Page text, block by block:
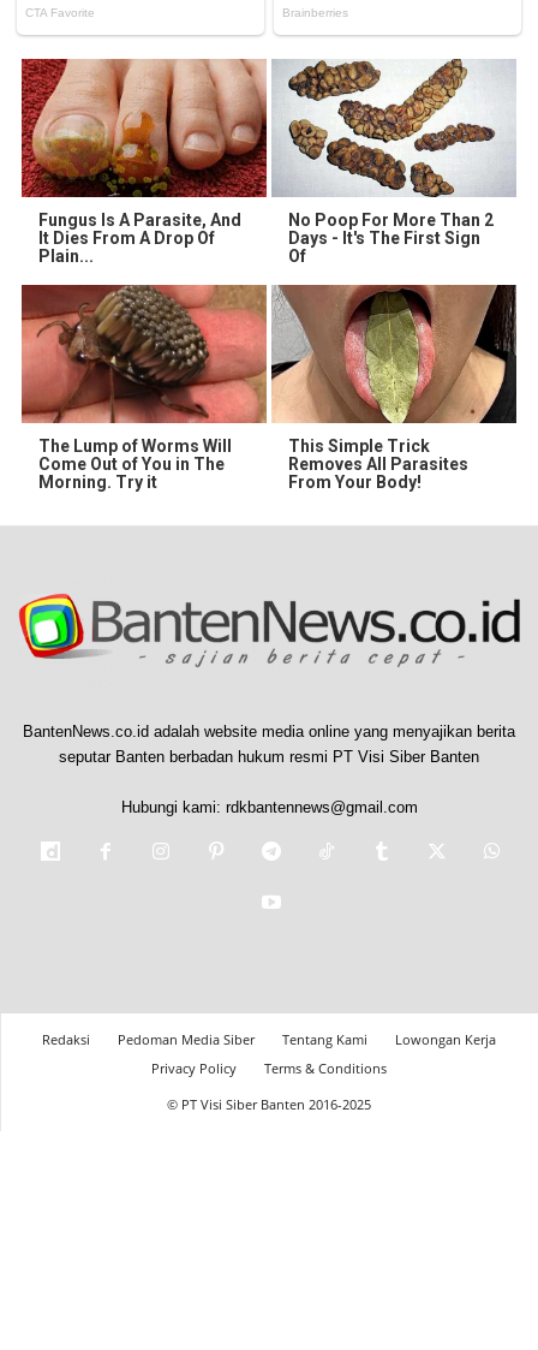
Fungus Is A Parasite, And
It Dies From A Drop Of
Plain...
No Poop For More Than 2
Days - It's The First Sign
Of
The Lump of Worms Will
Come Out of You in The
Morning. Try it
This Simple Trick
Removes All Parasites
From Your Body!
BantenNews.co.id adalah website media online yang menyajikan berita
seputar Banten berbadan hukum resmi PT Visi Siber Banten
Hubungi kami: rdkbantennews@gmail.com
Redaksi Pedoman Media Siber Tentang Kami
Lowongan Kerja
Privacy Policy
Terms & Conditions
© PT Visi Siber Banten 2016-2025